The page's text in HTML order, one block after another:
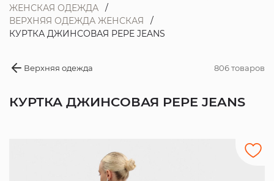
ЖЕНСКАЯ ОДЕЖДА
ВЕРХНЯЯ ОДЕЖДА ЖЕНСКАЯ
КУРТКА ДЖИНСОВАЯ PEPE JEANS
Верхняя одежда 806 товаров
КУРТКА ДЖИНСОВАЯ PEPE JEANS